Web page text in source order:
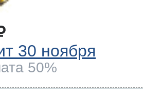
30 ноября
50%